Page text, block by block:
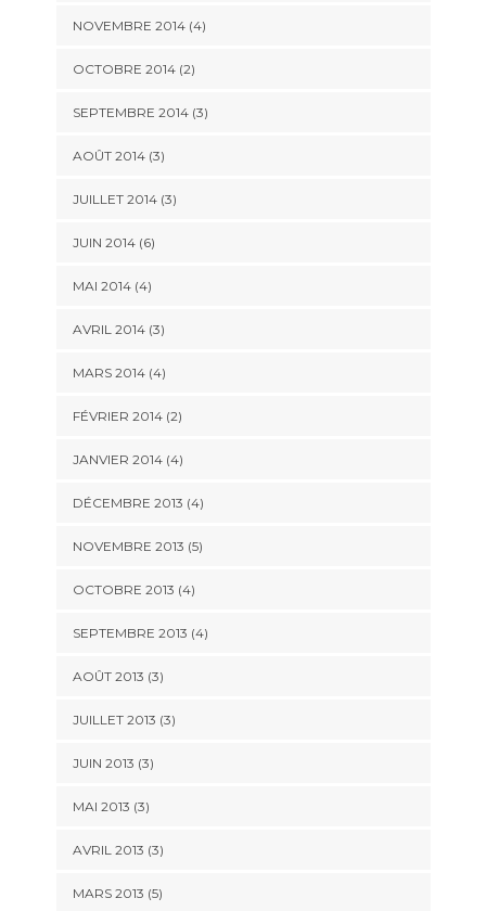
NOVEMBRE 2014(4)
OCTOBRE 2014(2)
SEPTEMBRE 2014(3)
AOÛT 2014(3)
JUILLET 2014(3)
JUIN 2014(6)
MAI 2014(4)
AVRIL 2014(3)
MARS 2014(4)
FÉVRIER 2014(2)
JANVIER 2014(4)
DÉCEMBRE 2013 (4)
NOVEMBRE 2013 (5)
OCTOBRE 2013 (4)
SEPTEMBRE 2013 (4)
AOÛT 2013 (3)
JUILLET 2013 (3)
JUIN 2013 (3)
MAI 2013 (3)
AVRIL 2013 (3)
MARS 2013 (5)